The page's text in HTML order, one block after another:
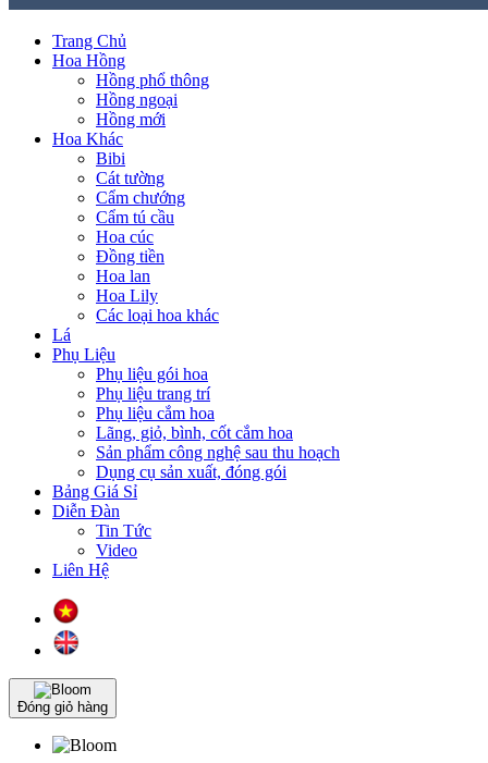
Trang Chủ
Hoa Hồng
Hồng phổ thông
Hồng ngoại
Hồng mới
Hoa Khác
Bibi
Cát tường
Cẩm chướng
Cẩm tú cầu
Hoa cúc
Đồng tiền
Hoa lan
Hoa Lily
Các loại hoa khác
Lá
Phụ Liệu
Phụ liệu gói hoa
Phụ liệu trang trí
Phụ liệu cắm hoa
Lãng, giỏ, bình, cốt cắm hoa
Sản phẩm công nghệ sau thu hoạch
Dụng cụ sản xuất, đóng gói
Bảng Giá Sỉ
Diễn Đàn
Tin Tức
Video
Liên Hệ
Đóng giỏ hàng